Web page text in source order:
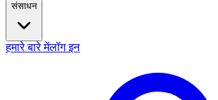
संसाधन
हमारे बारे मेंलॉग इन